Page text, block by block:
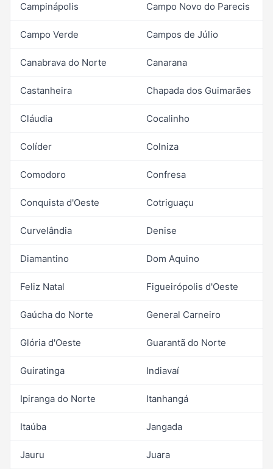
Campinápolis Campo Novo do Parecis
Campo Verde Campos de Júlio
Canabrava do Norte Canarana
Castanheira Chapada dos Guimarães
Cláudia Cocalinho
Colíder Colniza
Comodoro Confresa
Conquista d'Oeste Cotriguaçu
Curvelândia Denise
Diamantino Dom Aquino
Feliz Natal Figueirópolis d'Oeste
Gaúcha do Norte General Carneiro
Glória d'Oeste Guarantã do Norte
Guiratinga Indiavaí
Ipiranga do Norte Itanhangá
Itaúba Jangada
Jauru Juara